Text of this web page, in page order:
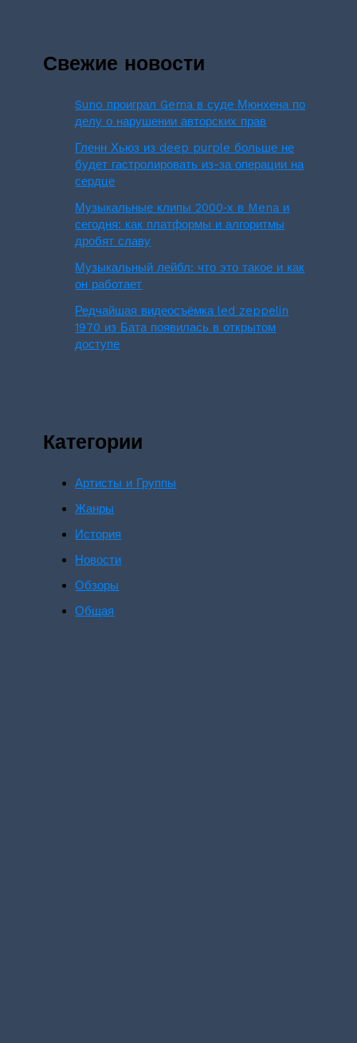
Свежие новости
Suno проиграл Gema в суде Мюнхена по
делу о нарушении авторских прав
Гленн Хьюз из deep purple больше не
будет гастролировать из-за операции на
сердце
Музыкальные клипы 2000‑х в Mena и
сегодня: как платформы и алгоритмы
дробят славу
Музыкальный лейбл: что это такое и как
он работает
Редчайшая видеосъёмка led zeppelin
1970 из Бата появилась в открытом
доступе
Категории
Артисты и Группы
Жанры
История
Новости
Обзоры
Общая